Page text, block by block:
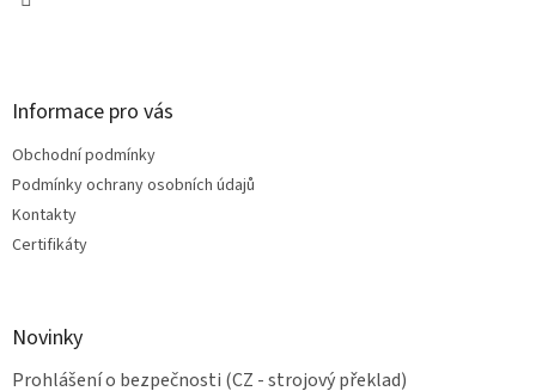
Informace pro vás
Obchodní podmínky
Podmínky ochrany osobních údajů
Kontakty
Certifikáty
Novinky
Prohlášení o bezpečnosti (CZ - strojový překlad)